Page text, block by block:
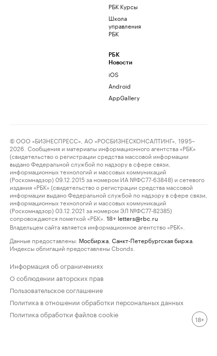
РБК Курсы
Школа
управления
РБК
РБК
Новости
iOS
Android
AppGallery
© ООО «БИЗНЕСПРЕСС», АО «РОСБИЗНЕСКОНСАЛТИНГ», 1995–
2026. Сообщения и материалы информационного агентства «РБК»
(свидетельство о регистрации средства массовой информации
выдано Федеральной службой по надзору в сфере связи,
информационных технологий и массовых коммуникаций
(Роскомнадзор) 09.12.2015 за номером ИА №ФС77-63848) и сетевого
издания «РБК» (свидетельство о регистрации средства массовой
информации выдано Федеральной службой по надзору в сфере связи,
информационных технологий и массовых коммуникаций
(Роскомнадзор) 03.12.2021 за номером ЭЛ №ФС77-82385)
сопровождаются пометкой «РБК».
18+ letters@rbc.ru
Владельцем сайта является информационное агентство «РБК».
Данные предоставлены: Мосбиржа Санкт-Петербургская биржа
Индексы облигаций предоставлены Cbonds.
Информация об ограничениях
О соблюдении авторских прав
Пользовательское соглашение
Политика в отношении обработки персональных данных
Политика обработки файлов cookie
18+